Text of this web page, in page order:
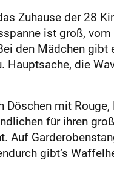
Zuhause der 28
ist groß, vom
den Mädchen gibt
Hauptsache, die
mit Rouge,
für ihren
gibt‘s